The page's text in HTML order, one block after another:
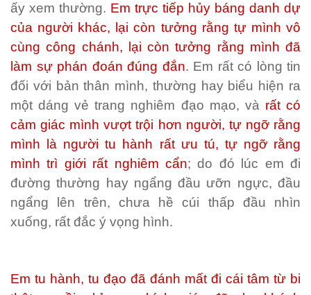
ấy xem thường. Em trực tiếp hủy báng danh dự
của người khác, lại còn tưởng rằng tự mình vô
cùng công chánh, lại còn tưởng rằng mình đã
làm sự phán đoán đúng đắn. Em rất có lòng tin
đối với bản thân mình, thường hay biểu hiện ra
một dáng vẻ trang nghiêm đạo mạo, và rất có
cảm giác mình vượt trội hơn người, tự ngỡ rằng
mình là người tu hành rất ưu tú, tự ngỡ rằng
mình trì giới rất nghiêm cẩn; do đó lúc em đi
đường thường hay ngẩng đầu ưỡn ngực, đầu
ngẩng lên trên, chưa hề cúi thấp đầu nhìn
xuống, rất đắc ý vọng hình.
Em tu hành, tu đạo đã đánh mất đi cái tâm từ bi